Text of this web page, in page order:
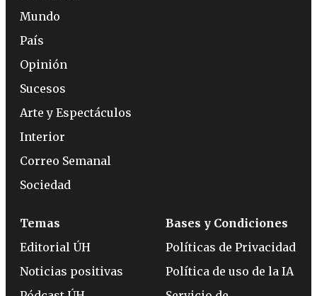
Mundo
País
Opinión
Sucesos
Arte y Espectáculos
Interior
Correo Semanal
Sociedad
Temas
Editorial ÚH
Noticias positivas
Bases y Condiciones
Políticas de Privacidad
Política de uso de la IA